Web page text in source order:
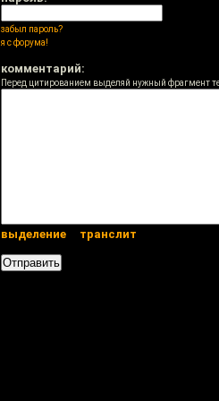
забыл пароль?
я с форума!
комментарий:
Перед цитированием выделяй нужный фрагмент
выделение транслит